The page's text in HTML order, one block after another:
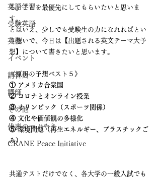
英語学習
受験英語
英検
イベント
講習会
講師
その他
代表のつぶやき
CRANE Peace Initiative
る」ことを最優先にしてもらいたいと思いま
す。
とはいえ、少しでも受験生の力になれればとい
う想いで、今日は【出題される英文テーマ大予
想】について書きたいと思います。
《原田の予想ベスト５》
① アメリカ合衆国
② コロナとオンライン授業
③ オリンピック（スポーツ関係）
④ 文化や価値観の多様化
⑤ 環境問題（再生エネルギー、プラスチックご
み）
共通テストだけでなく、各大学の一般入試でも